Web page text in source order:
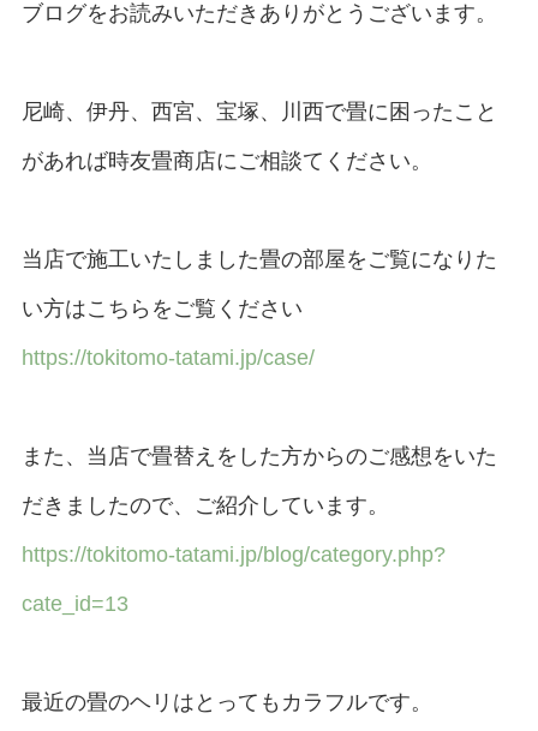
ブログをお読みいただきありがとうございます。
尼崎、伊丹、西宮、宝塚、川西で畳に困ったこと
があれば時友畳商店にご相談てください。
当店で施工いたしました畳の部屋をご覧になりた
い方はこちらをご覧ください
https://tokitomo-tatami.jp/case/
また、当店で畳替えをした方からのご感想をいた
だきましたので、ご紹介しています。
https://tokitomo-tatami.jp/blog/category.php?
cate_id=13
最近の畳のヘリはとってもカラフルです。